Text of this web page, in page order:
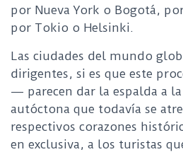
por Nueva York o Bogotá,
por Tokio o Helsinki.
Las ciudades del mundo
dirigentes, si es que este
— parecen dar la espalda a
autóctona que todavía se
respectivos corazones
en exclusiva, a los turistas